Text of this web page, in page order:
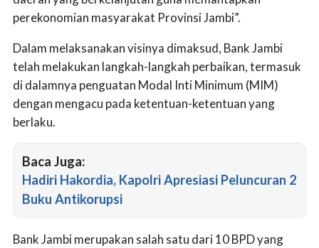
perekonomian masyarakat Provinsi Jambi”.
Dalam melaksanakan visinya dimaksud, Bank Jambi
telah melakukan langkah-langkah perbaikan, termasuk
di dalamnya penguatan Modal Inti Minimum (MIM)
dengan mengacu pada ketentuan-ketentuan yang
berlaku.
Baca Juga:
Hadiri Hakordia, Kapolri Apresiasi Peluncuran 2
Buku Antikorupsi
Bank Jambi merupakan salah satu dari 10 BPD yang